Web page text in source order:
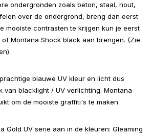
ondergronden zoals beton, staal, hout,
over de ondergrond, breng dan eerst
mooiste contrasten te krijgen kun je eerst
Montana Shock black aan brengen. (Zie
blauwe UV kleur en licht dus
van blacklight / UV verlichting. Montana
om de mooiste graffiti's te maken.
Gold UV serie aan in de kleuren: Gleaming